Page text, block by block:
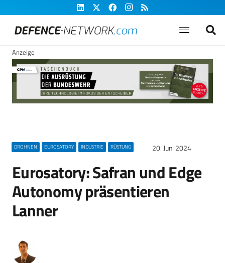
Anzeige
DROHNEN EUROSATORY INDUSTRIE RÜSTUNG 20. Juni 2024
Eurosatory: Safran und Edge
Autonomy präsentieren
Lanner